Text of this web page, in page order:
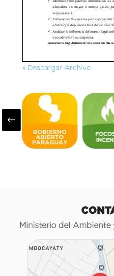
» Descargar Archivo
#
Ministerio del Ambiente